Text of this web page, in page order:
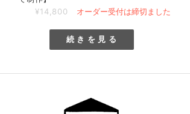
¥14,800
オーダー受付は締切ました
続 き を 見 る